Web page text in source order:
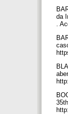
da
.